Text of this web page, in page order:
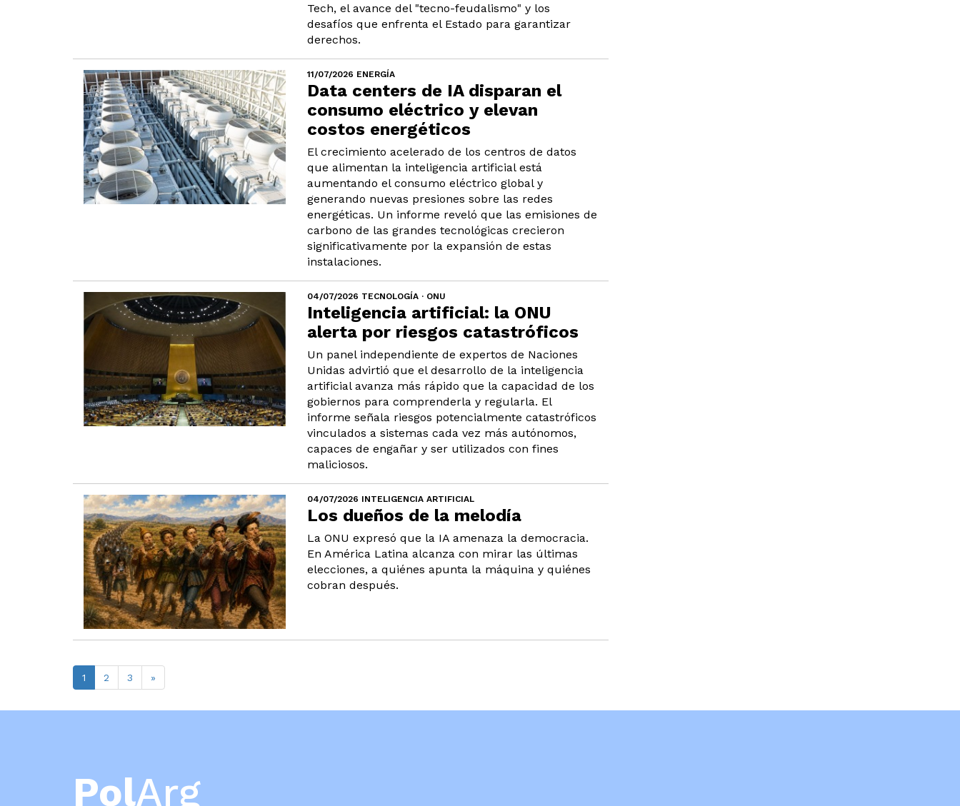
Tech, el avance del "tecno-feudalismo" y los
desafíos que enfrenta el Estado para garantizar
derechos.
11/07/2026 ENERGÍA
Data centers de IA disparan el
consumo eléctrico y elevan
costos energéticos
El crecimiento acelerado de los centros de datos
que alimentan la inteligencia artificial está
aumentando el consumo eléctrico global y
generando nuevas presiones sobre las redes
energéticas. Un informe reveló que las emisiones de
carbono de las grandes tecnológicas crecieron
significativamente por la expansión de estas
instalaciones.
04/07/2026 TECNOLOGÍA · ONU
Inteligencia artificial: la ONU
alerta por riesgos catastróficos
Un panel independiente de expertos de Naciones
Unidas advirtió que el desarrollo de la inteligencia
artificial avanza más rápido que la capacidad de los
gobiernos para comprenderla y regularla. El
informe señala riesgos potencialmente catastróficos
vinculados a sistemas cada vez más autónomos,
capaces de engañar y ser utilizados con fines
maliciosos.
04/07/2026 INTELIGENCIA ARTIFICIAL
Los dueños de la melodía
La ONU expresó que la IA amenaza la democracia.
En América Latina alcanza con mirar las últimas
elecciones, a quiénes apunta la máquina y quiénes
cobran después.
1 2 3 »
PolArg